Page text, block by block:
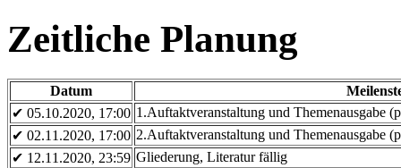
Zeitliche Planung
Datum
✔ 05.10.2020, 17:00 1.Auftaktveranstaltung und Themenausgabe
✔ 02.11.2020, 17:00 2.Auftaktveranstaltung und Themenausgabe
✔ 12.11.2020, 23:59 Gliederung, Literatur fällig